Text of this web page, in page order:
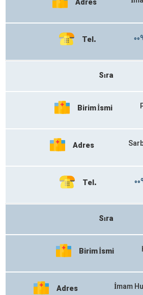
Adres
Tel.
Sıra
Birim İsmi
Adres
Tel.
Sıra
Birim İsmi
Adres
İmam